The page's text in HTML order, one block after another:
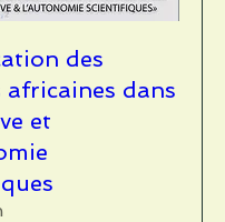
des
africaines dans
et